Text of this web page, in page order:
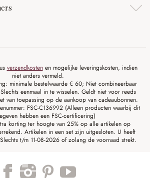
verzendkostenen mogelijke leveringskosten, indien
niet anders vermeld.
minimale bestelwaarde € 60; Niet combineerbaar
eenmaal in te wisselen. Geldt niet voor reeds
van toepassing op de aankoop van cadeaubonnen.
FSC-C136992 (Alleen producten waarbij dit
hebben een FSC-certificering)
korting ter hoogte van 25% op alle artikelen op
Artikelen in een set zijn uitgesloten. U heeft
t/m 11-08-2026 of zolang de voorraad strekt.